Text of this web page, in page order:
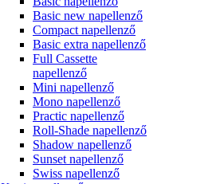
Basic new napellenző
Compact napellenző
Basic extra napellenző
Full Cassette
napellenző
Mini napellenző
Mono napellenző
Practic napellenző
Roll-Shade napellenző
Shadow napellenző
Sunset napellenző
Swiss napellenző